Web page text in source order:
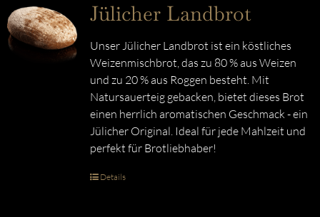
Jülicher Landbrot
Unser Jülicher Landbrot ist ein köstliches
Weizenmischbrot, das zu 80 % aus Weizen
und zu 20 % aus Roggen besteht. Mit
Natursauerteig gebacken, bietet dieses Brot
einen herrlich aromatischen Geschmack - ein
Jülicher Original. Ideal für jede Mahlzeit und
perfekt für Brotliebhaber!
Details